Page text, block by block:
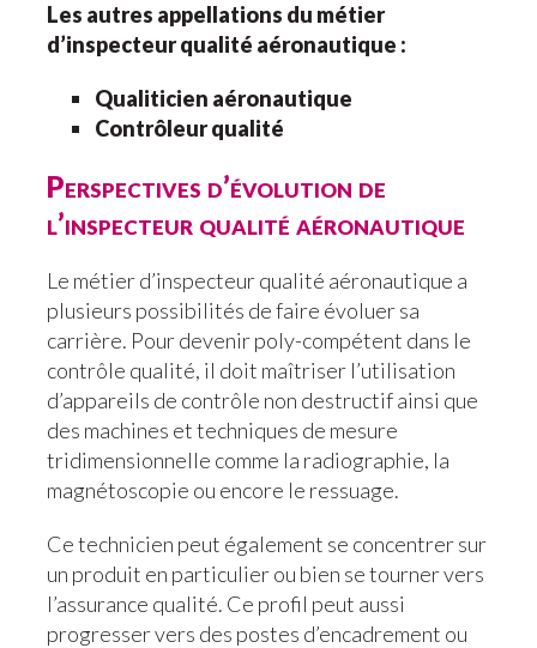
Les autres appellations du métier
d’inspecteur qualité aéronautique :
Qualiticien aéronautique
Contrôleur qualité
Perspectives d’évolution de
l’inspecteur qualité aéronautique
Le métier d’inspecteur qualité aéronautique a
plusieurs possibilités de faire évoluer sa
carrière. Pour devenir poly-compétent dans le
contrôle qualité, il doit maîtriser l’utilisation
d’appareils de contrôle non destructif ainsi que
des machines et techniques de mesure
tridimensionnelle comme la radiographie, la
magnétoscopie ou encore le ressuage.
Ce technicien peut également se concentrer sur
un produit en particulier ou bien se tourner vers
l’assurance qualité. Ce profil peut aussi
progresser vers des postes d’encadrement ou